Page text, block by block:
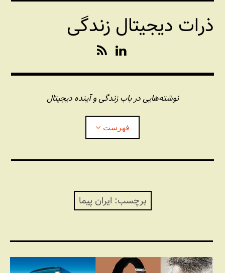
رفتن
محتواذرات دیجیتال زندگی
n
k
e
d
I
n
S
نوشته‌هایی در باب زندگی و آینده دیجیتال
فهرست
برچسب: ایران پیما